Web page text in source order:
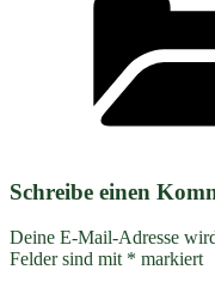
Schreibe einen
Deine E-Mail-Adresse
Felder sind mit * markiert